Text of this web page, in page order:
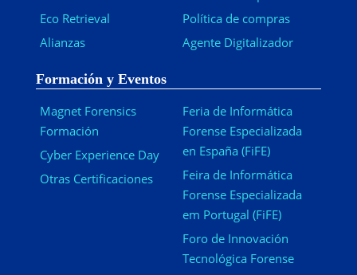
Eco Retrieval
Alianzas
Política de compras
Agente Digitalizador
Formación y Eventos
Magnet Forensics
Formación
Cyber Experience Day
Otras Certificaciones
Feria de Informática
Forense Especializada
en España (FiFE)
Feira de Informática
Forense Especializada
em Portugal (FiFE)
Foro de Innovación
Tecnológica Forense